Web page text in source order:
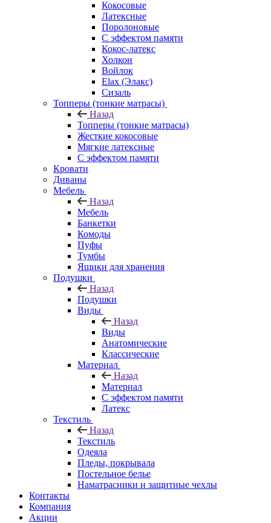
Кокосовые
Латексные
Поролоновые
С эффектом памяти
Кокос-латекс
Холкон
Войлок
Elax (Элакс)
Сизаль
Топперы (тонкие матрасы)
Назад
Топперы (тонкие матрасы)
Жесткие кокосовые
Мягкие латексные
С эффектом памяти
Кровати
Диваны
Мебель
Назад
Мебель
Банкетки
Комоды
Пуфы
Тумбы
Ящики для хранения
Подушки
Назад
Подушки
Виды
Назад
Виды
Анатомические
Классические
Материал
Назад
Материал
С эффектом памяти
Латекс
Текстиль
Назад
Текстиль
Одеяла
Пледы, покрывала
Постельное белье
Наматрасники и защитные чехлы
Контакты
Компания
Акции